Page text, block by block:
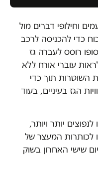
וחילופי דברים מול
כדי להכניסה לרכב
רוסס לעברה גז
עוברי אורח ללא
השוטרות תוך כדי
הגז בעיניים, בעוד
יותר ויותר,
לכותרות המעצר של
שישי האחרון בשוק